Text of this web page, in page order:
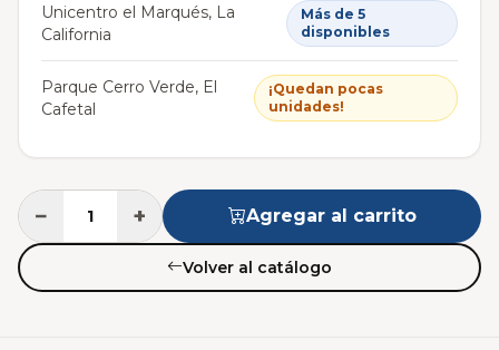
Unicentro el Marqués, La
California
Más de 5
disponibles
Parque Cerro Verde, El
Cafetal
¡Quedan pocas
unidades!
− + Agregar al carrito
Volver al catálogo